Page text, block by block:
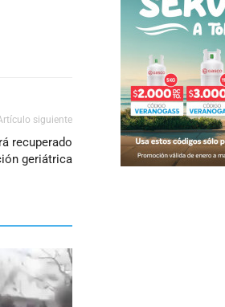
siguiente
recuperado
geriátrica